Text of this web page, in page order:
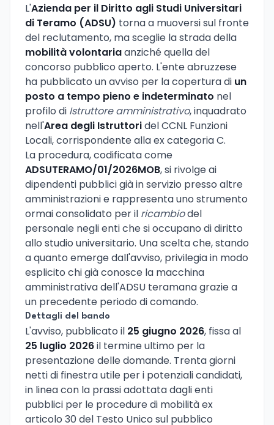
L'Azienda per il Diritto agli Studi Universitari
di Teramo (ADSU) torna a muoversi sul fronte
del reclutamento, ma sceglie la strada della
mobilità volontariaanziché quella del
concorso pubblico aperto. L'ente abruzzese
ha pubblicato un avviso per la copertura di un
posto a tempo pieno e indeterminato nel
profilo di Istruttore amministrativo, inquadrato
nell'Area degli Istruttoridel CCNL Funzioni
Locali, corrispondente alla ex categoria C.
La procedura, codificata come
ADSUTERAMO/01/2026MOB, si rivolge ai
dipendenti pubblici già in servizio presso altre
amministrazioni e rappresenta uno strumento
ormai consolidato per il ricambiodel
personale negli enti che si occupano di diritto
allo studio universitario. Una scelta che, stando
a quanto emerge dall'avviso, privilegia in modo
esplicito chi già conosce la macchina
amministrativa dell'ADSU teramana grazie a
un precedente periodo di comando.
Dettagli del bando
L'avviso, pubblicato il 25 giugno 2026, fissa al
25 luglio 2026il termine ultimo per la
presentazione delle domande. Trenta giorni
netti di finestra utile per i potenziali candidati,
in linea con la prassi adottata dagli enti
pubblici per le procedure di mobilità ex
articolo 30 del Testo Unico sul pubblico